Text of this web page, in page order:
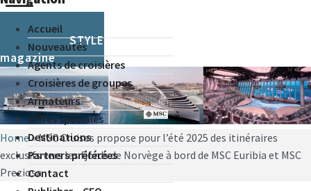
Accueil
Nouveautés
Agents de croisières
Croisières de groupes
Armateurs
Offres spéciales
Destinations
Partners préférées
Contact
CRUISE & STYLE
magazine
Home»MSC Cruises propose pour l’été 2025 des itinéraires
exclusifs vers les fjords de Norvège à bord de MSC Euribia et MSC
Preziosa